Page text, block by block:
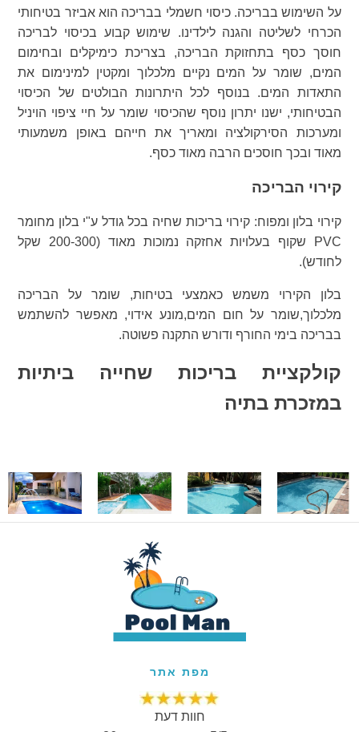
על השימוש בבריכה. כיסוי חשמלי בבריכה הוא אביזר בטיחותי
הכרחי לשליטה והגנה לילדינו. שימוש קבוע בכיסוי לבריכה
חוסך כסף בתחזוקת הבריכה, בצריכת כימיקלים ובחימום
המים, שומר על המים נקיים מלכלוך ומקטין למינימום את
התאדות המים. בנוסף לכל היתרונות הבולטים של הכיסוי
הבטיחותי, ישנו יתרון נוסף שהכיסוי שומר על חיי ציפוי הויניל
ומערכות הסירקולציה ומאריך את חייהם באופן משמעותי
מאוד ובכך חוסכים הרבה מאוד כסף.
קירוי הבריכה
קירוי בלון ומפוח: קירוי בריכות שחיה בכל גודל ע"י בלון מחומר
PVC שקוף בעלויות אחזקה נמוכות מאוד (200-300 שקל
לחודש).
בלון הקירוי משמש כאמצעי בטיחות, שומר על הבריכה
מלכלוך,שומר על חום המים,מונע אידוי, מאפשר להשתמש
בבריכה בימי החורף ודורש התקנה פשוטה.
קולקציית בריכות שחייה ביתיות
במזכרת בתיה
מפת אתר
חוות דעת